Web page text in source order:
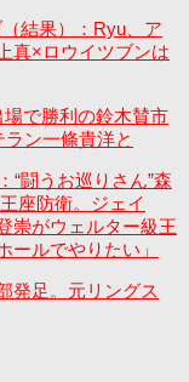
結果）：Ryu、ア
真×ロウイツブンは
で勝利の鈴木賛市
ン一條貴洋と
“闘うお巡りさん”森
座防衛。ジェイ
崇がウェルター級王
ルでやりたい」
発足。元リングス